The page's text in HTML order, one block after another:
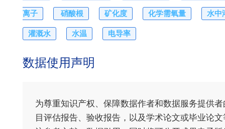
离子 硝酸根 矿化度 化学需氧量 水中
灌溉水 水温 电导率
数据使用声明
为尊重知识产权、保障数据作者和数据服务提供
目评估报告、验收报告，以及学术论文或毕业论